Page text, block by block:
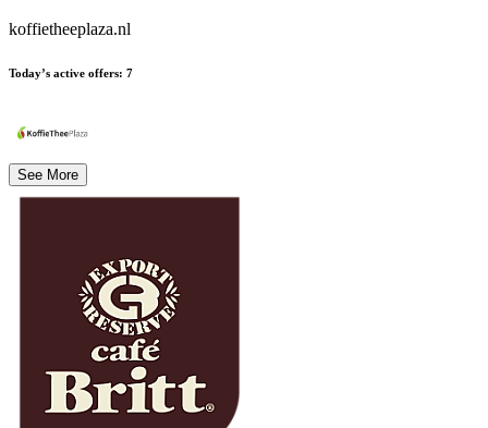
koffietheeplaza.nl
Today’s active offers: 7
See More